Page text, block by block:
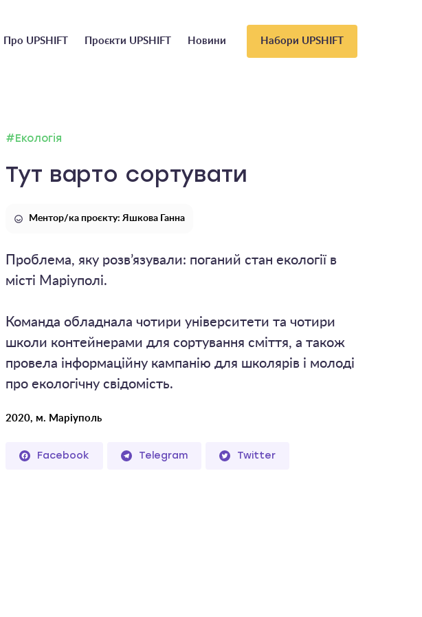
Головне
Про UPSHIFT Проєкти UPSHIFT Новини Набори UPSHIFT
#Екологія
Тут варто сортувати
Ментор/ка проєкту: Яшкова Ганна
Проблема, яку розв’язували: поганий стан екології в
місті Маріуполі.
Команда обладнала чотири університети та чотири
школи контейнерами для сортування сміття, а також
провела інформаційну кампанію для школярів і молоді
про екологічну свідомість.
2020, м. Маріуполь
Facebook Telegram Twitter